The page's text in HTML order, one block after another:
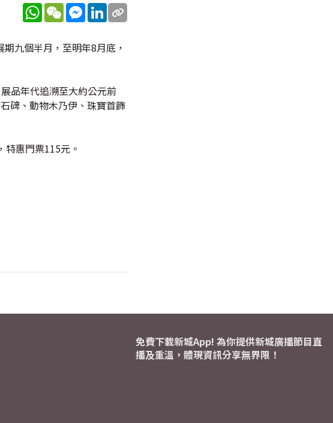
WhatsApp
WeChatMessenger
LinkedIn
九個半月，至明年8月底，
品年代追溯至大約公元前
碑、動物木乃伊、珠寶首飾
惠門票115元。
免費下載新城App! 為你提供新城廣播節目直
播及重溫，體現資訊分享無界限！